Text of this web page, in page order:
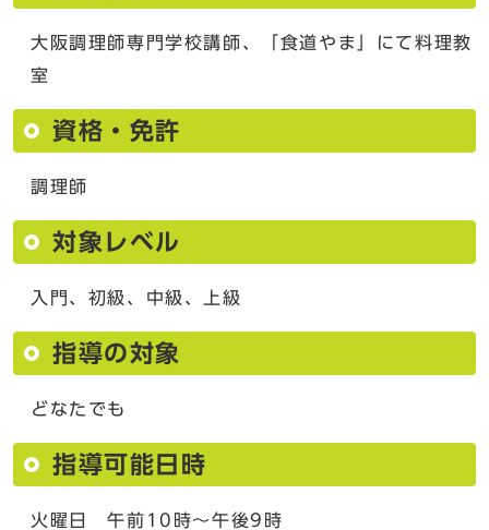
大阪調理師専門学校講師、「食道やま」にて料理教
室
資格・免許
調理師
対象レベル
入門、初級、中級、上級
指導の対象
どなたでも
指導可能日時
火曜日 午前10時～午後9時